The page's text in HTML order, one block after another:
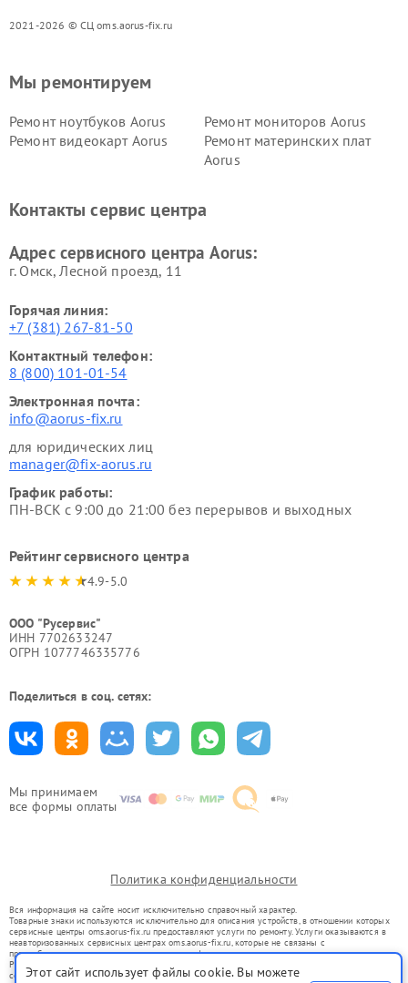
2021-2026 © СЦ oms.aorus-fix.ru
Мы принимаем
все формы оплаты
Мы ремонтируем
Ремонт ноутбуков Aorus
Ремонт мониторов Aorus
Ремонт видеокарт Aorus
Ремонт материнских плат
Aorus
Контакты сервис центра
Адрес сервисного центра Aorus:
г. Омск, ​Лесной проезд, 11
Горячая линия:
+7 (381) 267-81-50
Контактный телефон:
8 (800) 101-01-54
Электронная почта:
info@aorus-fix.ru
для юридических лиц
manager@fix-aorus.ru
График работы:
ПН-ВСК с 9:00 до 21:00 без перерывов и выходных
Рейтинг сервисного центра
4.9-5.0
ООО "Русервис"
ИНН 7702633247
ОГРН 1077746335776
Поделиться в соц. сетях:
Политика конфиденциальности
Вся информация на сайте носит исключительно справочный характер.
Товарные знаки используются исключительно для описания устройств, в отношении которых
сервисные центры oms.aorus-fix.ru предоставляют услуги по ремонту. Услуги оказываются в
неавторизованных сервисных центрах oms.aorus-fix.ru, которые не связаны с
правообладателями товарных знаков или их официальными представителями.
Ремонт осуществляется для устройств, уже введенных в гражданский оборот в соответствии
со статьей 1487 ГК РФ.
Этот сайт использует файлы cookie. Вы можете